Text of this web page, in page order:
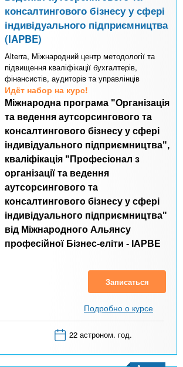
консалтингового бізнесу у сфері
індивідуального підприємництва
(IAPBE)
Alterra, Міжнародний центр методології та
підвищення кваліфікації бухгалтерів,
фінансистів, аудиторів та управлінців
Идёт набор на курс!
Міжнародна програма "Організація
та ведення аутсорсингового та
консалтингового бізнесу у сфері
індивідуального підприємництва",
кваліфікація "Професіонал з
організації та ведення
аутсорсингового та
консалтингового бізнесу у сфері
індивідуального підприємництва"
від Міжнародного Альянсу
професійної Бізнес-еліти - IAPBE
Записаться
Подробно о курсе
22 астроном. год.